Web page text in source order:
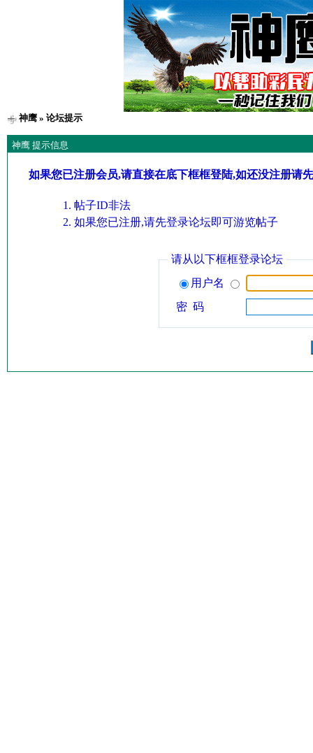
神鹰» 论坛提示
神鹰 提示信息
如果您已注册会员,请直接在底下框框登陆,如还没注册请
帖子ID非法
如果您已注册,请先登录论坛即可游览帖子
请从以下框框登录论坛
用户名
密 码